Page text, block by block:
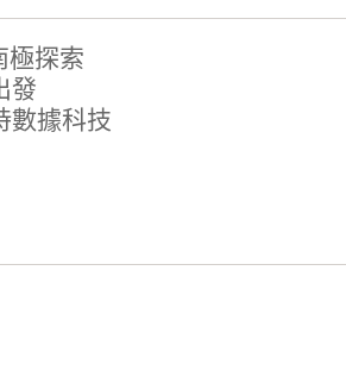
極探索
發
數據科技